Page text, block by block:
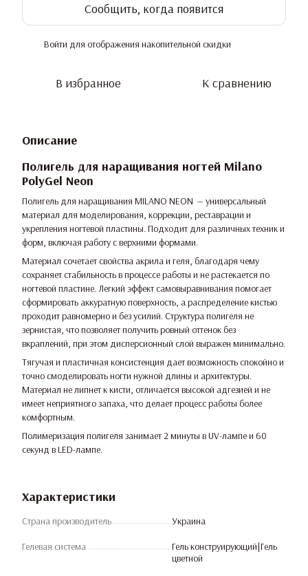
Сообщить, когда появится
Войти для отображения накопительной скидки
В избранное К сравнению
Описание
Полигель для наращивания ногтей Milano
PolyGel Neon
Полигель для наращивания MILANO NEON — универсальный
материал для моделирования, коррекции, реставрации и
укрепления ногтевой пластины. Подходит для различных техник и
форм, включая работу с верхними формами.
Материал сочетает свойства акрила и геля, благодаря чему
сохраняет стабильность в процессе работы и не растекается по
ногтевой пластине. Легкий эффект самовыравнивания помогает
сформировать аккуратную поверхность, а распределение кистью
проходит равномерно и без усилий. Структура полигеля не
зернистая, что позволяет получить ровный оттенок без
вкраплений, при этом дисперсионный слой выражен минимально.
Тягучая и пластичная консистенция дает возможность спокойно и
точно смоделировать ногти нужной длины и архитектуры.
Материал не липнет к кисти, отличается высокой адгезией и не
имеет неприятного запаха, что делает процесс работы более
комфортным.
Полимеризация полигеля занимает 2 минуты в UV-лампе и 60
секунд в LED-лампе.
Характеристики
Страна производитель Украина
Гелевая система
Гель конструирующий|Гель
цветной